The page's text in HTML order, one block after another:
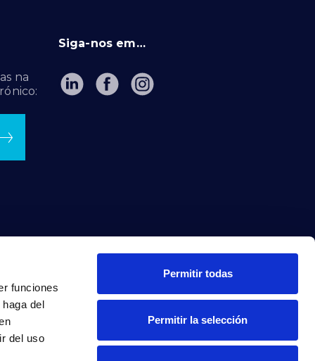
funciones
del
del uso
Permitir todas
Permitir la selección
na
Siga-nos em…